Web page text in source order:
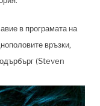
в програмата на
връзки,
(Steven